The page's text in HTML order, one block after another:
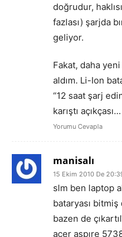
doğrudur,
fazlası) şarjda
geliyor.
Fakat, daha
aldım. Li-Ion
“12 saat şarj
karıştı açıkçası…
Yorumu Cevapla
manisalı
15 Ekim 2010 De
slm ben laptop
bataryası bitmiş
bazen de
acer aspıre